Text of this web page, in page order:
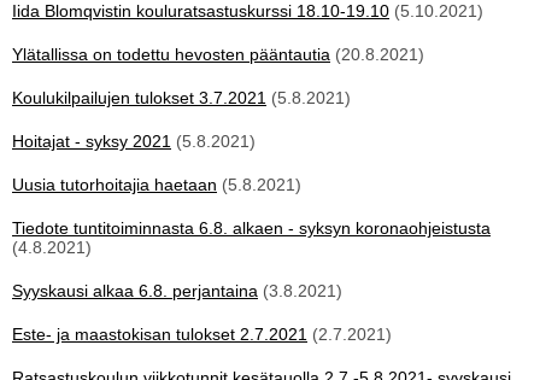
Iida Blomqvistin kouluratsastuskurssi 18.10-19.10 (5.10.2021)
Ylätallissa on todettu hevosten pääntautia (20.8.2021)
Koulukilpailujen tulokset 3.7.2021 (5.8.2021)
Hoitajat - syksy 2021 (5.8.2021)
Uusia tutorhoitajia haetaan (5.8.2021)
Tiedote tuntitoiminnasta 6.8. alkaen - syksyn koronaohjeistusta
(4.8.2021)
Syyskausi alkaa 6.8. perjantaina (3.8.2021)
Este- ja maastokisan tulokset 2.7.2021 (2.7.2021)